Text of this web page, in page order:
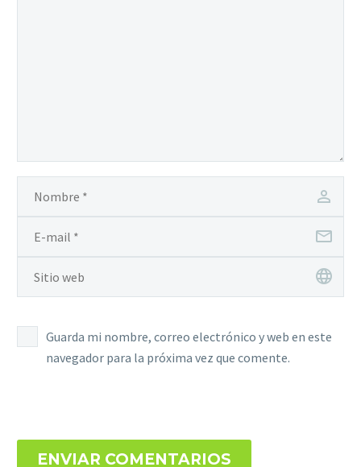
Guarda mi nombre, correo electrónico y web en este
navegador para la próxima vez que comente.
ENVIAR COMENTARIOS